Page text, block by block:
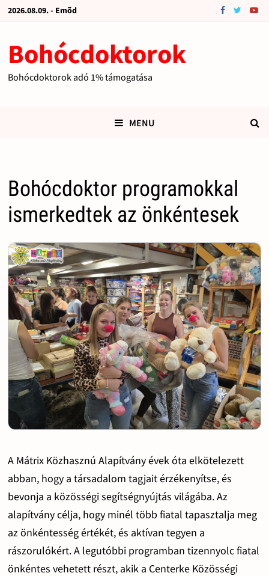
2026.08.09. - Emõd
Bohócdoktorok
Bohócdoktorok adó 1% támogatása
MENU
Bohócdoktor programokkal
ismerkedtek az önkéntesek
A Mátrix Közhasznú Alapítvány évek óta elkötelezett
abban, hogy a társadalom tagjait érzékenyítse, és
bevonja a közösségi segítségnyújtás világába. Az
alapítvány célja, hogy minél több fiatal tapasztalja meg
az önkéntesség értékét, és aktívan tegyen a
rászorulókért. A legutóbbi programban tizennyolc fiatal
önkéntes vehetett részt, akik a Centerke Közösségi